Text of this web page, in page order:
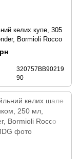
келих купе, 305
Bormioli Rocco
320757BB90219
90